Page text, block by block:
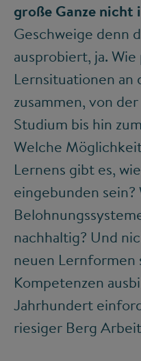
große Ganze nicht
Geschweige denn
ausprobiert, ja.
Lernsituationen
zusammen, von
Studium bis hin
Welche
Lernens gibt es,
eingebunden sein?
nachhaltig? Und
neuen Lernformen
Kompetenzen
Jahrhundert
riesiger Berg